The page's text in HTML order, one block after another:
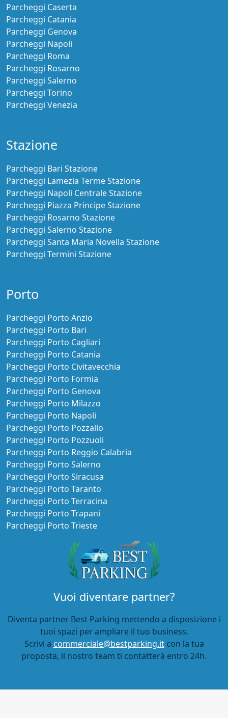
Parcheggi Caserta
Parcheggi Catania
Parcheggi Genova
Parcheggi Napoli
Parcheggi Roma
Parcheggi Rosarno
Parcheggi Salerno
Parcheggi Torino
Parcheggi Venezia
Stazione
Parcheggi Bari Stazione
Parcheggi Lamezia Terme Stazione
Parcheggi Napoli Centrale Stazione
Parcheggi Piazza Principe Stazione
Parcheggi Rosarno Stazione
Parcheggi Salerno Stazione
Parcheggi Santa Maria Novella Stazione
Parcheggi Termini Stazione
Porto
Parcheggi Porto Anzio
Parcheggi Porto Bari
Parcheggi Porto Cagliari
Parcheggi Porto Catania
Parcheggi Porto Civitavecchia
Parcheggi Porto Formia
Parcheggi Porto Genova
Parcheggi Porto Milazzo
Parcheggi Porto Napoli
Parcheggi Porto Pozzallo
Parcheggi Porto Pozzuoli
Parcheggi Porto Reggio Calabria
Parcheggi Porto Salerno
Parcheggi Porto Siracusa
Parcheggi Porto Taranto
Parcheggi Porto Terracina
Parcheggi Porto Trapani
Parcheggi Porto Trieste
Vuoi diventare partner?
Diventa partner Best Parking mettendo a disposizione i
tuoi spazi per ampliare il tuo business.
Scrivi a commerciale@bestparking.itcon la tua
proposta, il nostro team ti contatterà entro 24h.